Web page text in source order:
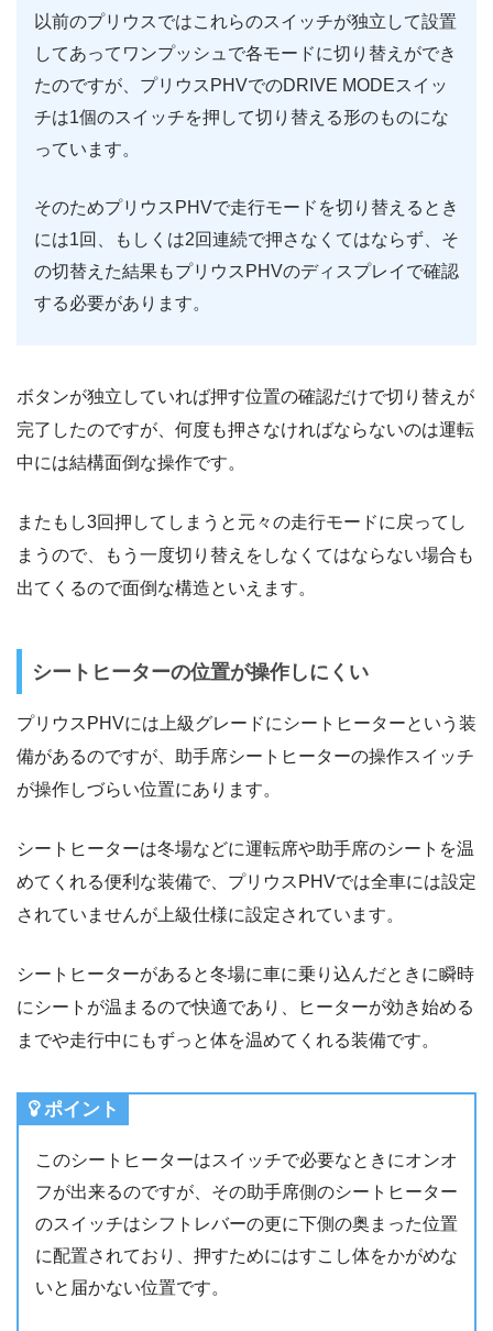
以前のプリウスではこれらのスイッチが独立して設置
してあってワンプッシュで各モードに切り替えができ
たのですが、プリウスPHVでのDRIVE MODEスイッ
チは1個のスイッチを押して切り替える形のものにな
っています。
そのためプリウスPHVで走行モードを切り替えるとき
には1回、もしくは2回連続で押さなくてはならず、そ
の切替えた結果もプリウスPHVのディスプレイで確認
する必要があります。
ボタンが独立していれば押す位置の確認だけで切り替えが
完了したのですが、何度も押さなければならないのは運転
中には結構面倒な操作です。
またもし3回押してしまうと元々の走行モードに戻ってし
まうので、もう一度切り替えをしなくてはならない場合も
出てくるので面倒な構造といえます。
シートヒーターの位置が操作しにくい
プリウスPHVには上級グレードにシートヒーターという装
備があるのですが、助手席シートヒーターの操作スイッチ
が操作しづらい位置にあります。
シートヒーターは冬場などに運転席や助手席のシートを温
めてくれる便利な装備で、プリウスPHVでは全車には設定
されていませんが上級仕様に設定されています。
シートヒーターがあると冬場に車に乗り込んだときに瞬時
にシートが温まるので快適であり、ヒーターが効き始める
までや走行中にもずっと体を温めてくれる装備です。
ポイント
このシートヒーターはスイッチで必要なときにオンオ
フが出来るのですが、その助手席側のシートヒーター
のスイッチはシフトレバーの更に下側の奥まった位置
に配置されており、押すためにはすこし体をかがめな
いと届かない位置です。